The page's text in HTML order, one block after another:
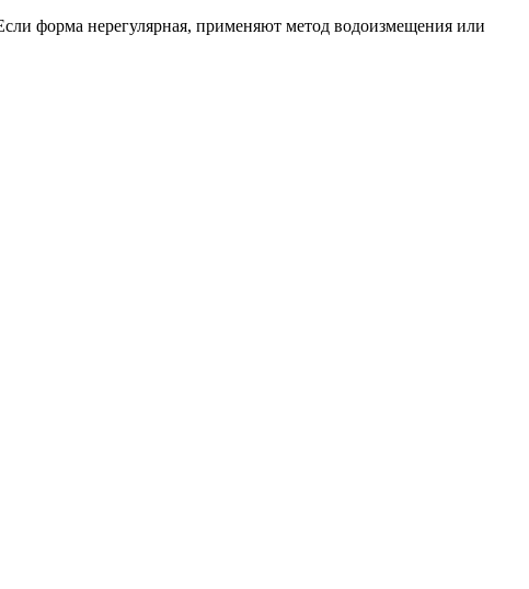
форма нерегулярная, применяют метод водоизмещения или